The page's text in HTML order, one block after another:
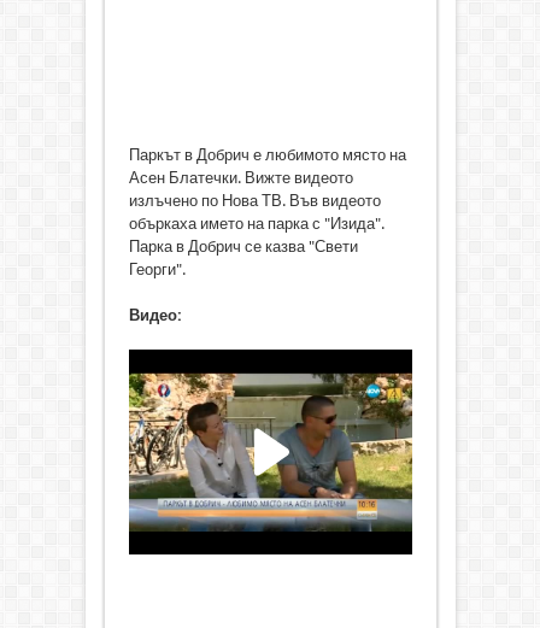
Паркът в Добрич е любимото място на
Асен Блатечки. Вижте видеото
излъчено по Нова ТВ. Във видеото
объркаха името на парка с "Изида".
Парка в Добрич се казва "Свети
Георги".
Видео: